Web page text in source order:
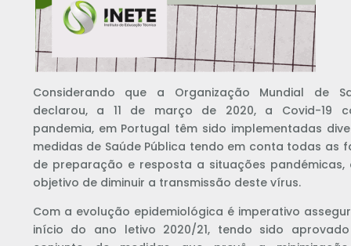
Considerando que a Organização Mundial de
declarou, a 11 de março de 2020, a Covid-19
pandemia, em Portugal têm sido implementadas
medidas de Saúde Pública tendo em conta todas as
de preparação e resposta a situações pandémicas,
objetivo de diminuir a transmissão deste vírus.
Com a evolução epidemiológica é imperativo
início do ano letivo 2020/21, tendo sido